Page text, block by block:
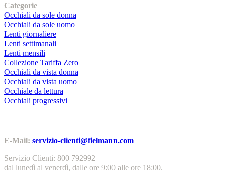
Categorie
Occhiali da sole donna
Occhiali da sole uomo
Lenti giornaliere
Lenti settimanali
Lenti mensili
Collezione Tariffa Zero
Occhiali da vista donna
Occhiali da vista uomo
Occhiale da lettura
Occhiali progressivi
E-Mail: servizio-clienti@fielmann.com
Servizio Clienti: 800 792992
dal lunedì al venerdì, dalle ore 9:00 alle ore 18:00.